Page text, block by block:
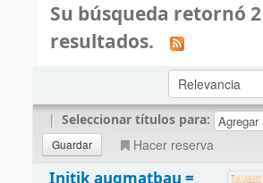
Su búsqueda retornó 2
resultados.
| Seleccionar títulos para:
Hacer reserva